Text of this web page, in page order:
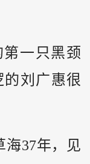
第一只黑颈
刘广惠很
海37年，见